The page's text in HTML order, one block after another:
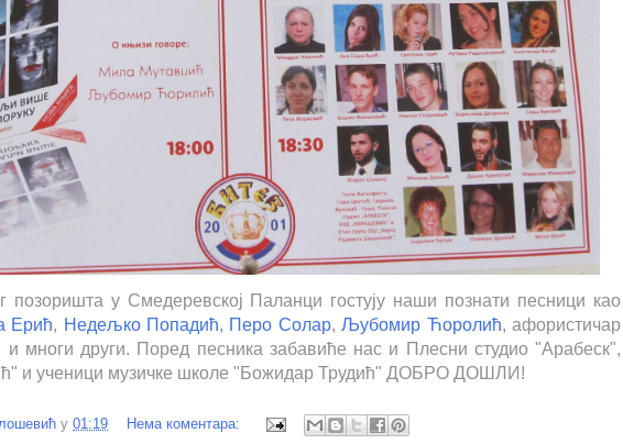
позоришта у Смедеревској Паланци гостују наши познати песници као
Ерић, Недељко Попадић, Перо Солар,Љубомир Ћоролић, афористичар
и многи други. Поред песника забавиће нас и Плесни студио "Арабеск",
и ученици музичке школе "Божидар Трудић" ДОБРО ДОШЛИ!
у 01:19 Нема коментара: